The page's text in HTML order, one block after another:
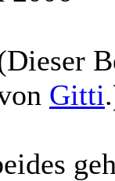
Gitti